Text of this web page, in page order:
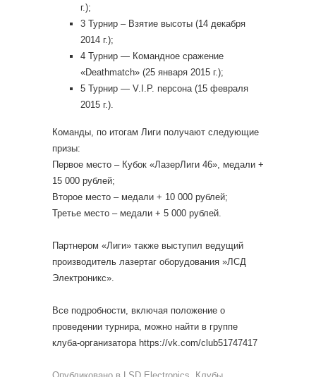
г.);
3 Турнир – Взятие высоты (14 декабря
2014 г.);
4 Турнир — Командное сражение
«Deathmatch» (25 января 2015 г.);
5 Турнир — V.I.P. персона (15 февраля
2015 г.).
Команды, по итогам Лиги получают следующие
призы:
Первое место – Кубок «ЛазерЛиги 46», медали +
15 000 рублей;
Второе место – медали + 10 000 рублей;
Третье место – медали + 5 000 рублей.
Партнером «Лиги» также выступил ведущий
производитель лазертаг оборудования »ЛСД
Электроникс».
Все подробности, включая положение о
проведении турнира, можно найти в группе
клуба-организатора https://vk.com/club51747417